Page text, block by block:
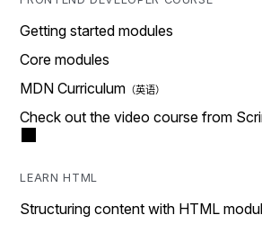
Getting started modules
Core modules
MDN Curriculum
Check out the video course from
LEARN HTML
Structuring content with HTML